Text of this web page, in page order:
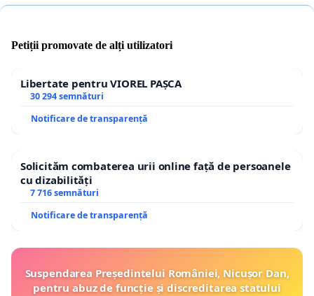
Petiții promovate de alți utilizatori
Libertate pentru VIOREL PAȘCA
30 294 semnături
Notificare de transparență
Solicităm combaterea urii online față de persoanele
cu dizabilități
7 716 semnături
Notificare de transparență
Suspendarea Președintelui României, Nicușor Dan,
pentru abuz de funcție și discreditarea statului